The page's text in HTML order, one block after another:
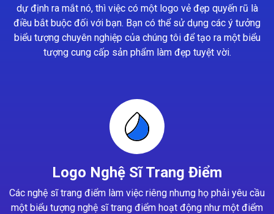
dự định ra mắt nó, thì việc có một logo vẻ đẹp quyến rũ là
điều bắt buộc đối với bạn. Bạn có thể sử dụng các ý tưởng
biểu tượng chuyên nghiệp của chúng tôi để tạo ra một biểu
tượng cung cấp sản phẩm làm đẹp tuyệt vời.
Logo Nghệ Sĩ Trang Điểm
Các nghệ sĩ trang điểm làm việc riêng nhưng họ phải yêu cầu
một biểu tượng nghệ sĩ trang điểm hoạt động như một điểm